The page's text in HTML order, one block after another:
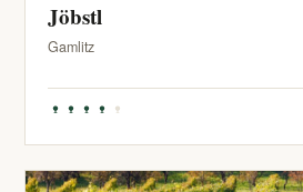
Jöbstl
Gamlitz